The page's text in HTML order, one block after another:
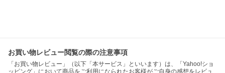
お買い物レビュー閲覧の際の注意事項
「お買い物レビュー」（以下「本サービス」といいます）は、「Yahoo!ショ
ッピング」において商品をご利用になられたお客様がご自身の感想をレビュ